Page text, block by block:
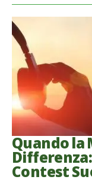
Quando la
Contest